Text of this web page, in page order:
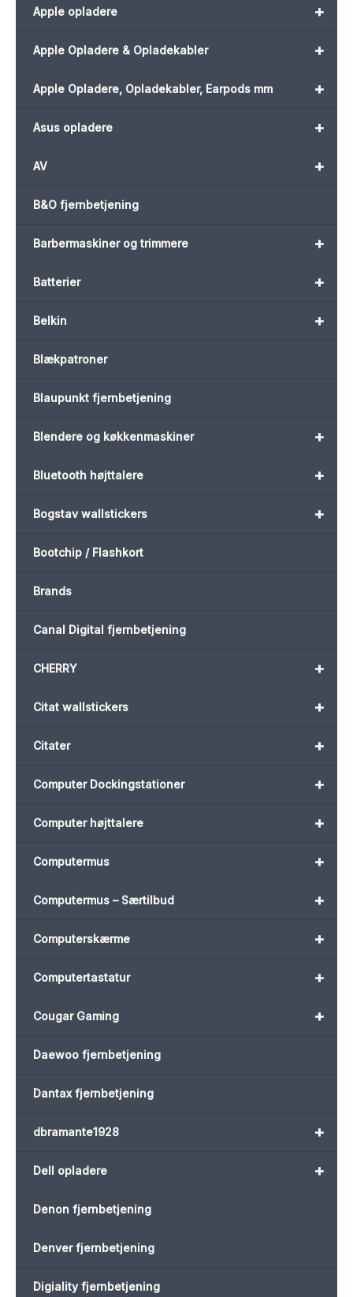
+
Apple opladere
+
Apple Opladere & Opladekabler
+
Apple Opladere, Opladekabler, Earpods mm
+
Asus opladere
+
AV
B&O fjernbetjening
+
Barbermaskiner og trimmere
+
Batterier
+
Belkin
Blækpatroner
Blaupunkt fjernbetjening
+
Blendere og køkkenmaskiner
+
Bluetooth højttalere
+
Bogstav wallstickers
Bootchip / Flashkort
Brands
Canal Digital fjernbetjening
+
CHERRY
+
Citat wallstickers
+
Citater
+
Computer Dockingstationer
+
Computer højttalere
+
Computermus
+
Computermus – Særtilbud
+
Computerskærme
+
Computertastatur
+
Cougar Gaming
Daewoo fjernbetjening
Dantax fjernbetjening
+
dbramante1928
+
Dell opladere
Denon fjernbetjening
Denver fjernbetjening
Digiality fjernbetjening